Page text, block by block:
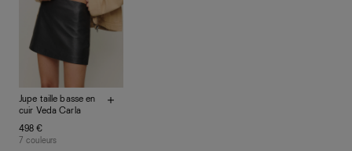
En savoir plus
sur le développement durable chez Ref
Jupe taille basse en
cuir Veda Carla
498 €
7 couleurs